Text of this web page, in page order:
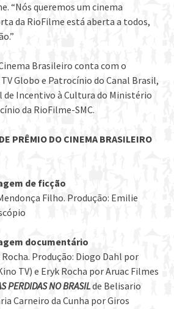
“Nós queremos um cinema
da RioFilme está aberta a todos,
Brasileiro conta com o
Globo e Patrocínio do Canal Brasil,
de Incentivo à Cultura do Ministério
da RioFilme-SMC.
PRÊMIO DO CINEMA BRASILEIRO
de ficção
Filho. Produção: Emilie
documentário
Produção: Diogo Dahl por
TV) e Eryk Rocha por Aruac Filmes
PERDIDAS NO BRASILde Belisario
Carneiro da Cunha por Giros